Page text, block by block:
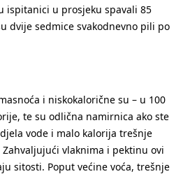
ispitanici u prosjeku spavali 85
dvije sedmice svakodnevno pili po
i niskokalorične su – u 100
te su odlična namirnica ako ste
vode i malo kalorija trešnje
vlaknima i pektinu ovi
sitosti. Poput većine voća, trešnje